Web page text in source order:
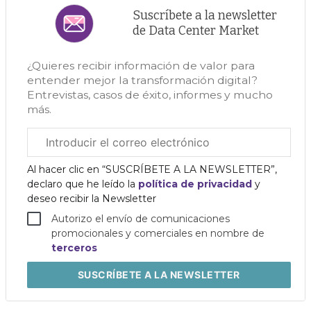
Suscríbete a la newsletter
de Data Center Market
¿Quieres recibir información de valor para
entender mejor la transformación digital?
Entrevistas, casos de éxito, informes y mucho
más.
electrónico
corporativo
Al hacer clic en “SUSCRÍBETE A LA NEWSLETTER”,
declaro que he leído la política de privacidad y
deseo recibir la Newsletter
Autorizo el envío de comunicaciones
promocionales y comerciales en nombre de
terceros
SUSCRÍBETEA LA NEWSLETTER